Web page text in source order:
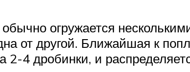
огружается
от другой. Ближайшая к
2-4 дробинки, и